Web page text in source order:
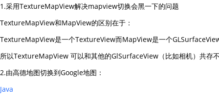
1.采用TextureMapView解决mapview切换会黑一下的问题
TextureMapView和MapView的区别在于：
TextureMapView是一个TextureView而MapView是一个
所以TextureMapView 可以和其他的GlSurfaceView（比如相机）共存
2.由高德地图切换到Google地图：
Java